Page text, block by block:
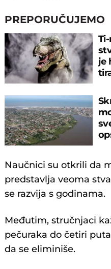
PREPORUČUJEMO
je
Naučnici su otkrili da
predstavlja veoma
se razvija s godinama.
Međutim, stručnjaci
pečuraka do četiri
da se eliminiše.